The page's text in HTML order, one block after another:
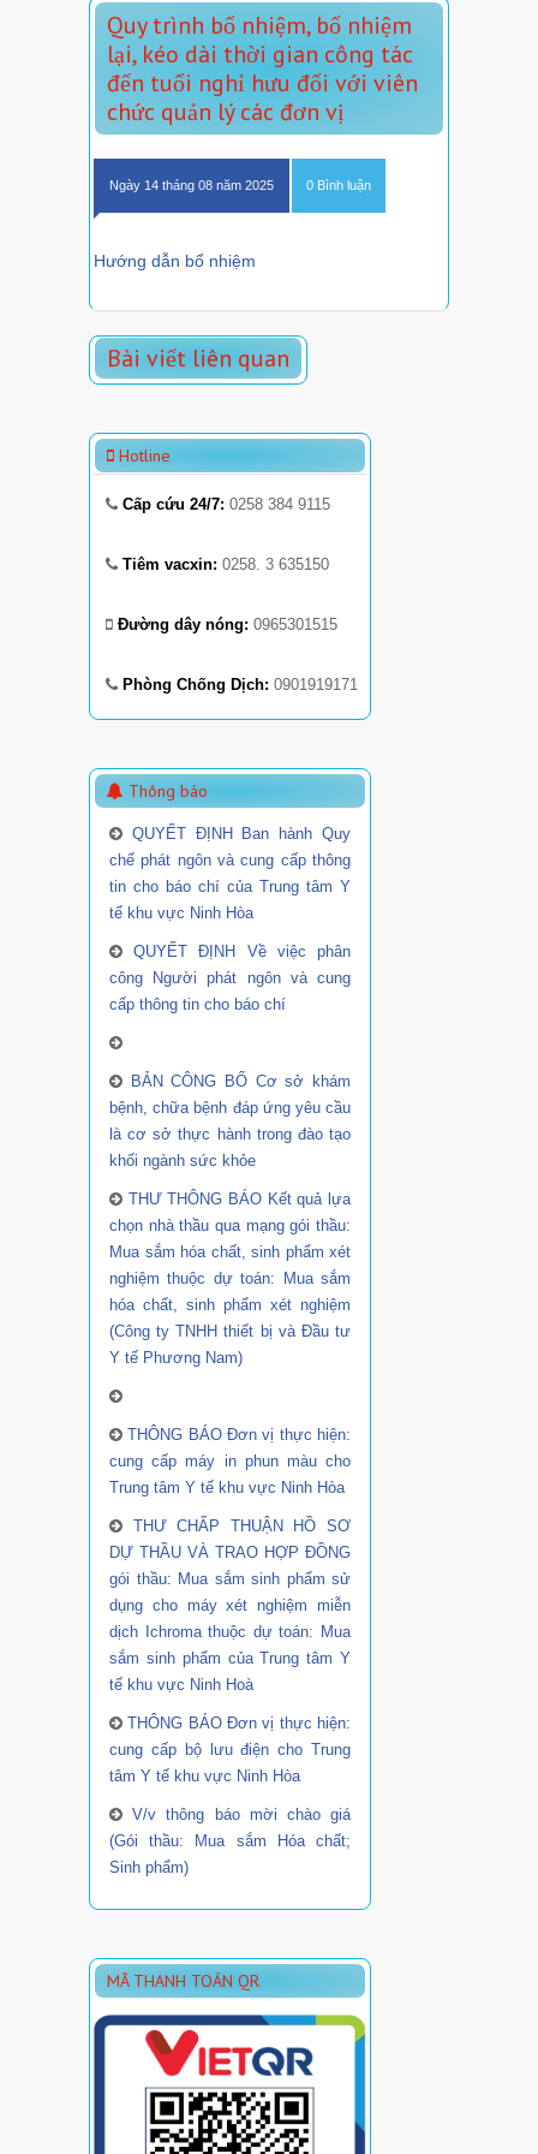
Quy trình bổ nhiệm, bổ nhiệm
lại, kéo dài thời gian công tác
đến tuổi nghỉ hưu đối với viên
chức quản lý các đơn vị
Ngày 14 tháng 08 năm 2025 0 Bình luận
Hướng dẫn bổ nhiệm
Bài viết liên quan
Hotline
Cấp cứu 24/7: 0258 384 9115
Tiêm vacxin: 0258. 3 635150
Đường dây nóng: 0965301515
Phòng Chống Dịch: 0901919171
Thông báo
QUYẾT ĐỊNH Ban hành Quy
chế phát ngôn và cung cấp thông
tin cho báo chí của Trung tâm Y
tế khu vực Ninh Hòa
QUYẾT ĐỊNH Về việc phân
công Người phát ngôn và cung
cấp thông tin cho báo chí
BẢN CÔNG BỐ Cơ sở khám
bệnh, chữa bệnh đáp ứng yêu cầu
là cơ sở thực hành trong đào tạo
khối ngành sức khỏe
THƯ THÔNG BÁO Kết quả lựa
chọn nhà thầu qua mạng gói thầu:
Mua sắm hóa chất, sinh phẩm xét
nghiệm thuộc dự toán: Mua sắm
hóa chất, sinh phẩm xét nghiệm
(Công ty TNHH thiết bị và Đầu tư
Y tế Phương Nam)
THÔNG BÁO Đơn vị thực hiện:
cung cấp máy in phun màu cho
Trung tâm Y tế khu vực Ninh Hòa
THƯ CHẤP THUẬN HỒ SƠ
DỰ THẦU VÀ TRAO HỢP ĐỒNG
gói thầu: Mua sắm sinh phẩm sử
dụng cho máy xét nghiệm miễn
dịch Ichroma thuộc dự toán: Mua
sắm sinh phẩm của Trung tâm Y
tế khu vực Ninh Hoà
THÔNG BÁO Đơn vị thực hiện:
cung cấp bộ lưu điện cho Trung
tâm Y tế khu vực Ninh Hòa
V/v thông báo mời chào giá
(Gói thầu: Mua sắm Hóa chất;
Sinh phẩm)
MÃ THANH TOÁN QR